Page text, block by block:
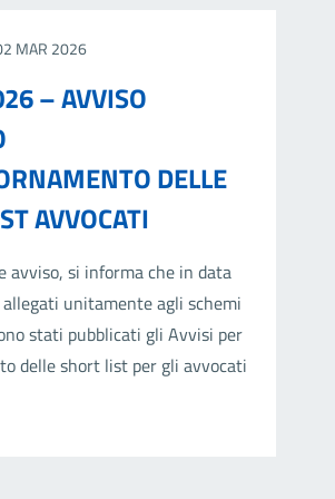
MAR 2026
– AVVISO
DELLE
AVVOCATI
avviso, si informa che in data
unitamente agli schemi
stati pubblicati gli Avvisi per
delle short list per gli avvocati